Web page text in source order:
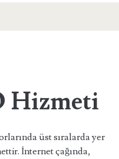
Hizmeti
üst sıralarda yer
İnternet çağında,